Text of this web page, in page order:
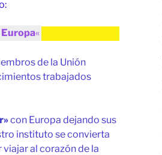
«
de la Unión
trabajados
con Europa dejando sus
instituto se convierta
al corazón de la